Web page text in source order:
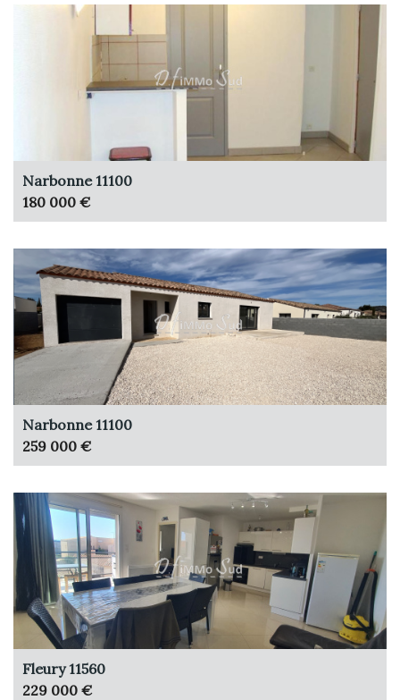
Narbonne 11100
180 000 €
Narbonne 11100
259 000 €
Fleury 11560
229 000 €